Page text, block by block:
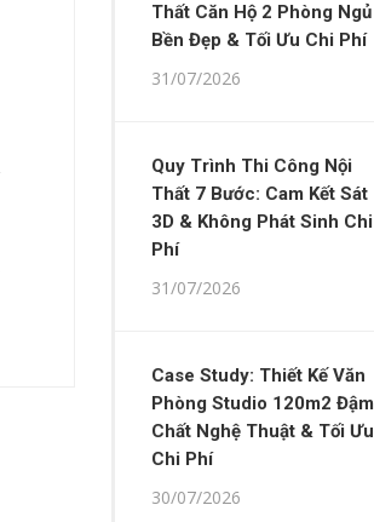
Thất Căn Hộ 2 Phòng Ngủ
Bền Đẹp & Tối Ưu Chi Phí
31/07/2026
Quy Trình Thi Công Nội
Thất 7 Bước: Cam Kết Sát
3D & Không Phát Sinh Chi
Phí
31/07/2026
Case Study: Thiết Kế Văn
Phòng Studio 120m2 Đậm
Chất Nghệ Thuật & Tối Ưu
Chi Phí
30/07/2026